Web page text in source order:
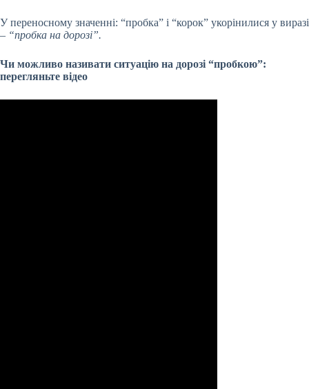
У переносному значенні: “пробка” і “корок” укорінилися у виразі
– “пробка на дорозі”.
Чи можливо називати ситуацію на дорозі “пробкою”:
перегляньте відео